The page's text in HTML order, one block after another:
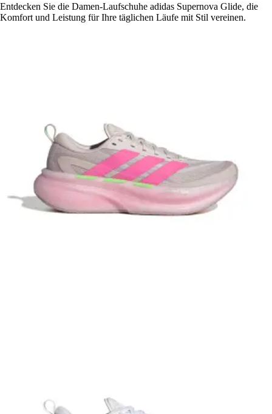
Entdecken Sie die Damen-Laufschuhe adidas Supernova Glide, die
Komfort und Leistung für Ihre täglichen Läufe mit Stil vereinen.